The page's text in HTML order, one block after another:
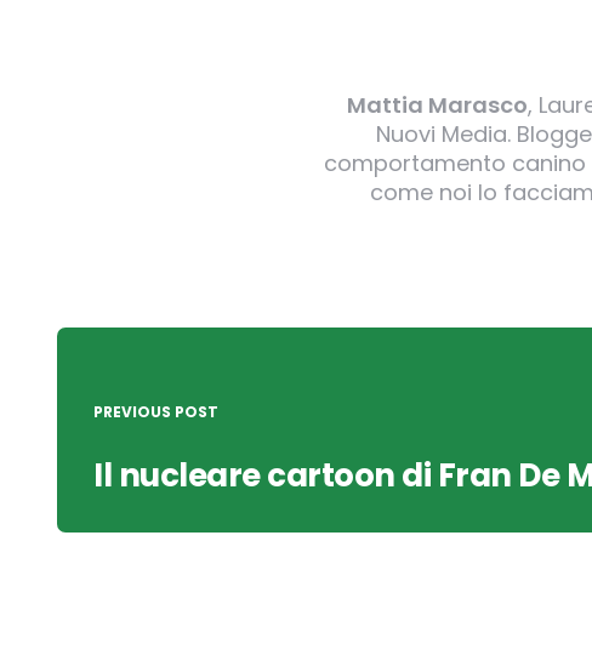
Mattia Marasco,
Nuovi Media.
comportamento canino
come noi lo
Post
PREVIOUS POST
Il nucleare cartoon di Fran De